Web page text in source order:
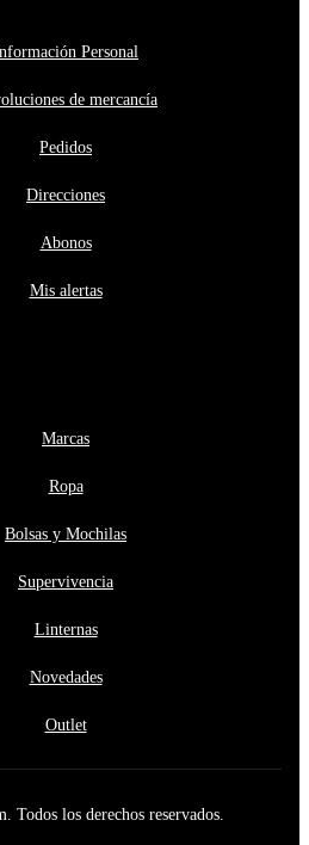
Personal
de mercancía
Pedidos
Direcciones
Abonos
Mis alertas
Marcas
Ropa
Bolsas y Mochilas
Supervivencia
Linternas
Novedades
Outlet
Todos los derechos reservados.